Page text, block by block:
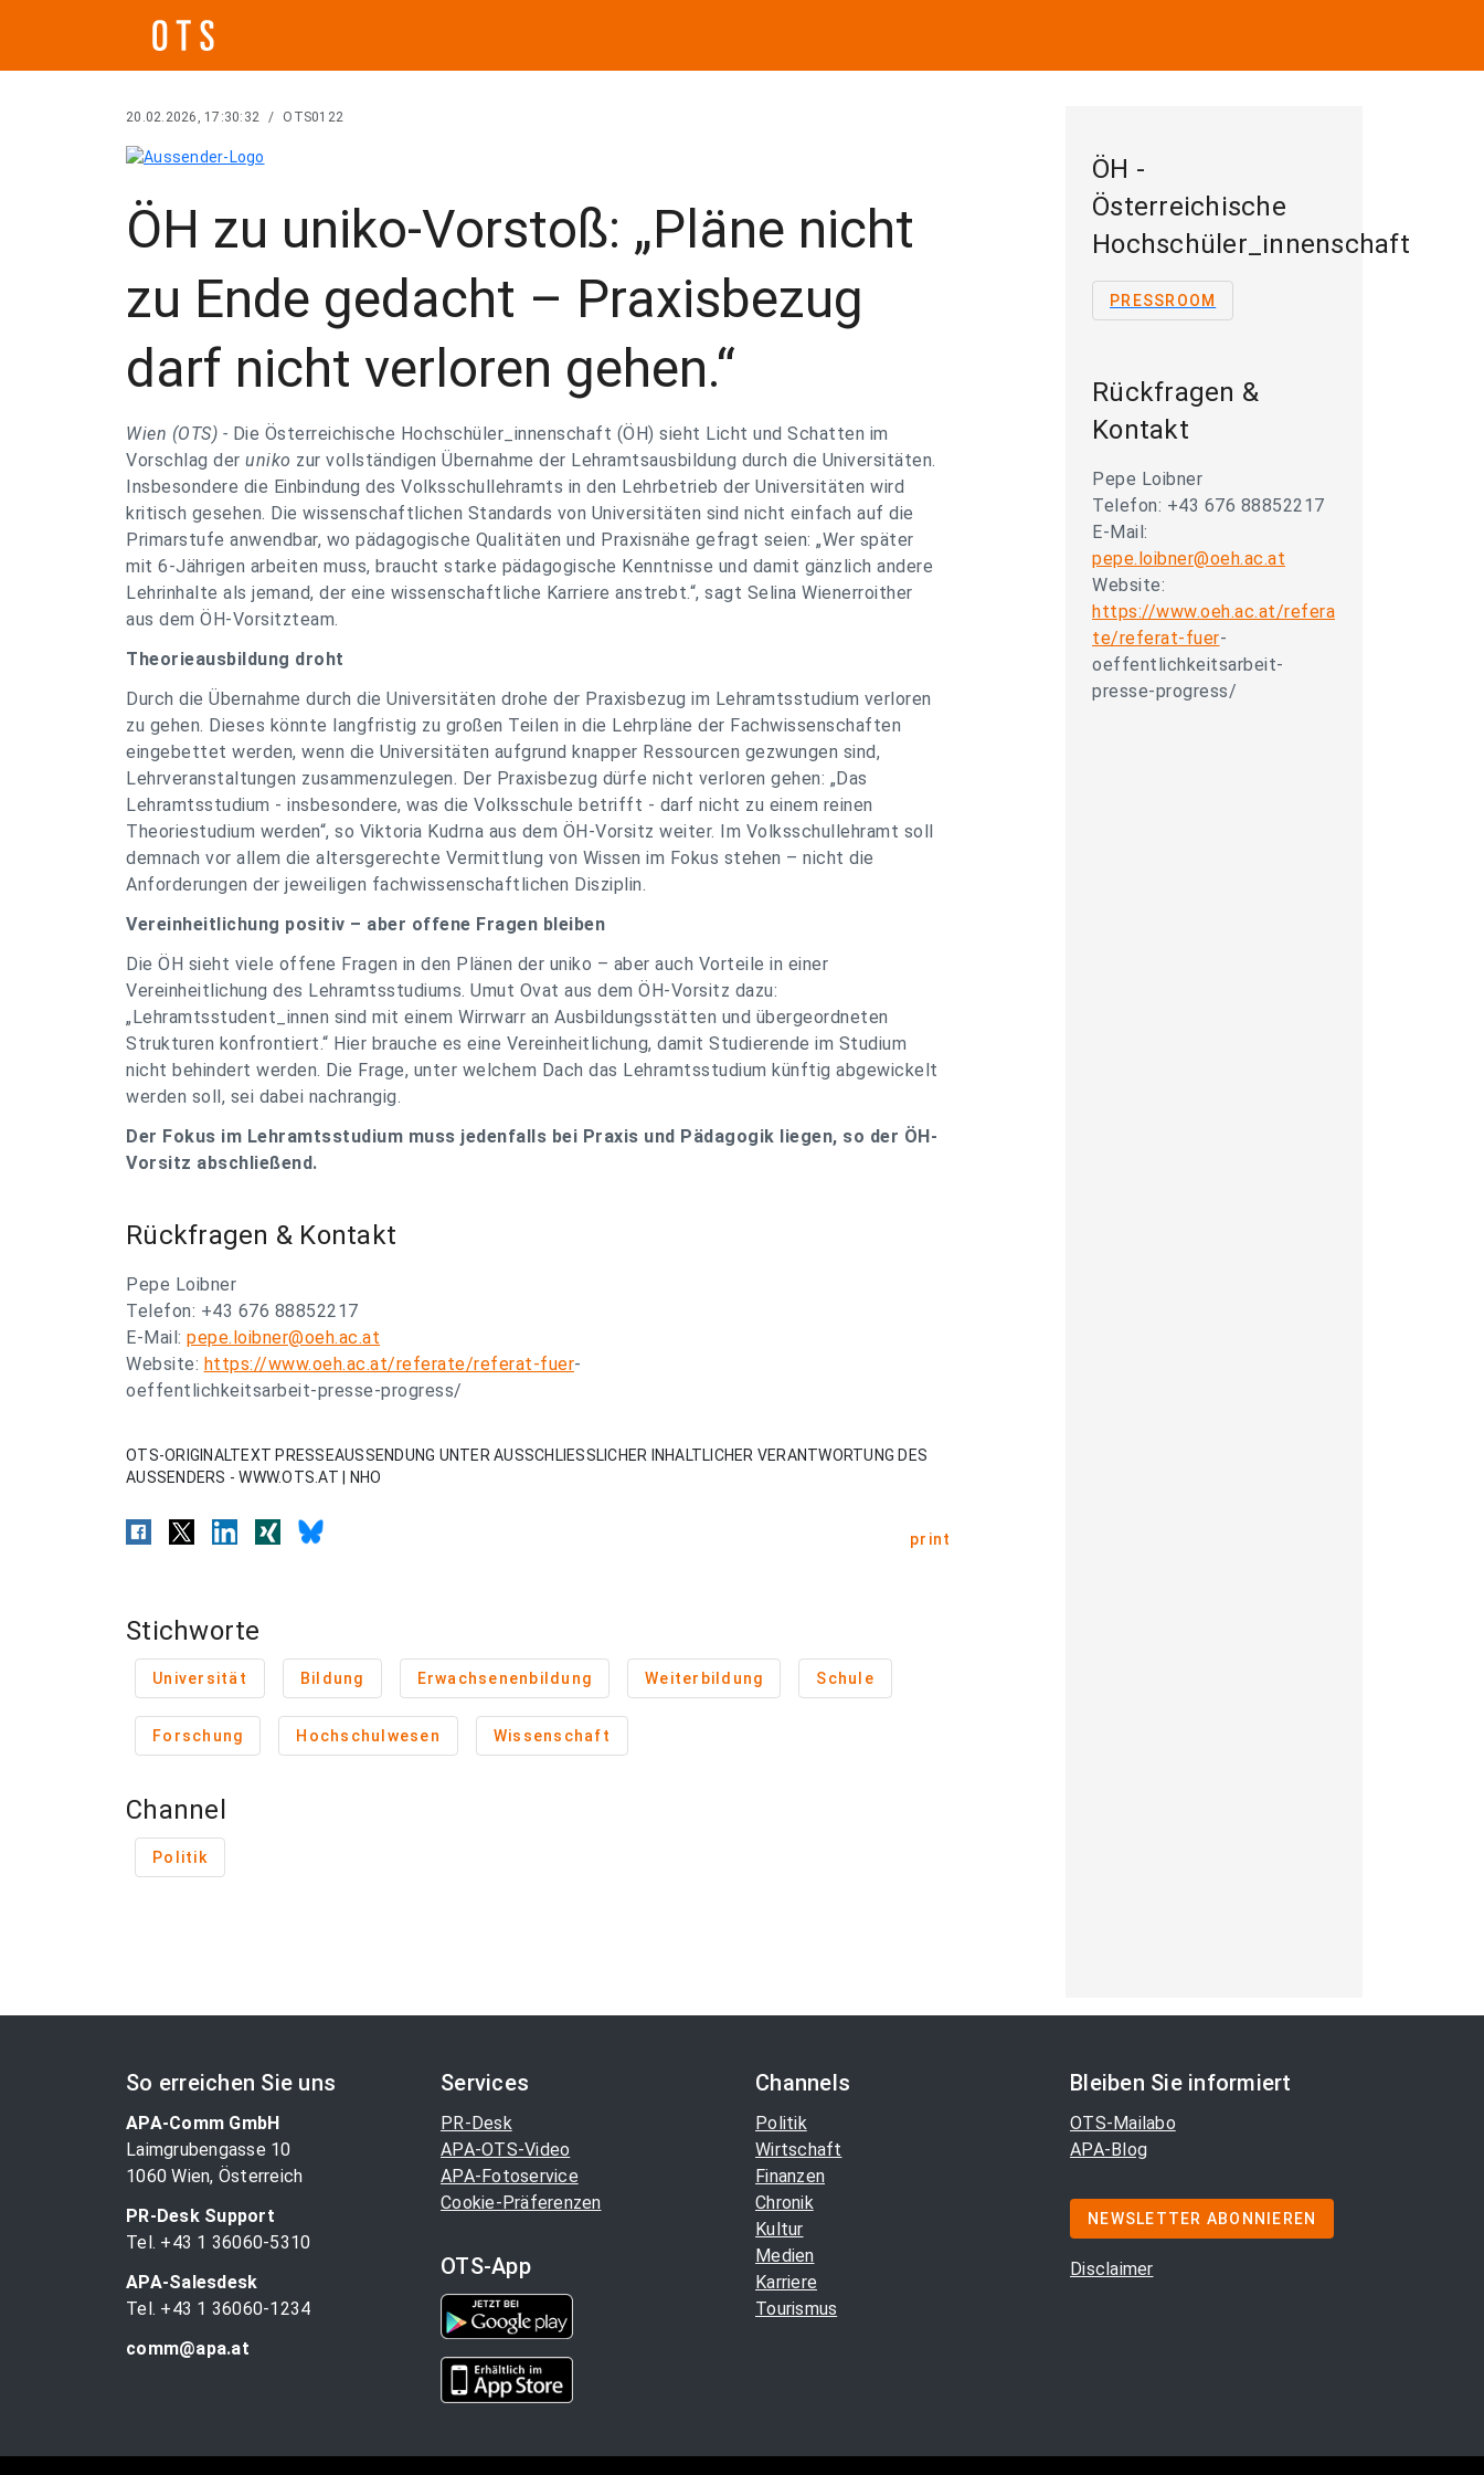
20.02.2026, 17:30:32 / OTS0122
ÖH zu uniko-Vorstoß: „Pläne nicht
zu Ende gedacht – Praxisbezug
darf nicht verloren gehen.“
Wien (OTS) - Die Österreichische Hochschüler_innenschaft (ÖH) sieht Licht und Schatten im
Vorschlag der uniko zur vollständigen Übernahme der Lehramtsausbildung durch die Universitäten.
Insbesondere die Einbindung des Volksschullehramts in den Lehrbetrieb der Universitäten wird
kritisch gesehen. Die wissenschaftlichen Standards von Universitäten sind nicht einfach auf die
Primarstufe anwendbar, wo pädagogische Qualitäten und Praxisnähe gefragt seien: „Wer später
mit 6-Jährigen arbeiten muss, braucht starke pädagogische Kenntnisse und damit gänzlich andere
Lehrinhalte als jemand, der eine wissenschaftliche Karriere anstrebt.“, sagt Selina Wienerroither
aus dem ÖH-Vorsitzteam.
Theorieausbildung droht
Durch die Übernahme durch die Universitäten drohe der Praxisbezug im Lehramtsstudium verloren
zu gehen. Dieses könnte langfristig zu großen Teilen in die Lehrpläne der Fachwissenschaften
eingebettet werden, wenn die Universitäten aufgrund knapper Ressourcen gezwungen sind,
Lehrveranstaltungen zusammenzulegen. Der Praxisbezug dürfe nicht verloren gehen: „Das
Lehramtsstudium - insbesondere, was die Volksschule betrifft - darf nicht zu einem reinen
Theoriestudium werden“, so Viktoria Kudrna aus dem ÖH-Vorsitz weiter. Im Volksschullehramt soll
demnach vor allem die altersgerechte Vermittlung von Wissen im Fokus stehen – nicht die
Anforderungen der jeweiligen fachwissenschaftlichen Disziplin.
Vereinheitlichung positiv – aber offene Fragen bleiben
Die ÖH sieht viele offene Fragen in den Plänen der uniko – aber auch Vorteile in einer
Vereinheitlichung des Lehramtsstudiums. Umut Ovat aus dem ÖH-Vorsitz dazu:
„Lehramtsstudent_innen sind mit einem Wirrwarr an Ausbildungsstätten und übergeordneten
Strukturen konfrontiert.“ Hier brauche es eine Vereinheitlichung, damit Studierende im Studium
nicht behindert werden. Die Frage, unter welchem Dach das Lehramtsstudium künftig abgewickelt
werden soll, sei dabei nachrangig.
Der Fokus im Lehramtsstudium muss jedenfalls bei Praxis und Pädagogik liegen, so der ÖH-
Vorsitz abschließend.
Rückfragen & Kontakt
Pepe Loibner
Telefon: +43 676 88852217
E-Mail: pepe.loibner@oeh.ac.at
Website: https://www.oeh.ac.at/referate/referat-fuer-
oeffentlichkeitsarbeit-presse-progress/
OTS-ORIGINALTEXT PRESSEAUSSENDUNG UNTER AUSSCHLIESSLICHER INHALTLICHER VERANTWORTUNG DES
AUSSENDERS - WWW.OTS.AT | NHO
print
Stichworte
Universität Bildung Erwachsenenbildung Weiterbildung Schule
Forschung Hochschulwesen Wissenschaft
Channel
Politik
ÖH -
Österreichische
Hochschüler_innenschaft
PRESSROOM
Rückfragen &
Kontakt
Pepe Loibner
Telefon: +43 676 88852217
E-Mail:
pepe.loibner@oeh.ac.at
Website:
https://www.oeh.ac.at/refera
te/referat-fuer-
oeffentlichkeitsarbeit-
presse-progress/
So erreichen Sie uns
APA-Comm GmbH
Laimgrubengasse 10
1060 Wien, Österreich
PR-Desk Support
Tel. +43 1 36060-5310
APA-Salesdesk
Tel. +43 1 36060-1234
comm@apa.at
Services
PR-Desk
APA-OTS-Video
APA-Fotoservice
Cookie-Präferenzen
OTS-App
Channels
Politik
Wirtschaft
Finanzen
Chronik
Kultur
Medien
Karriere
Tourismus
Bleiben Sie informiert
OTS-Mailabo
APA-Blog
NEWSLETTER ABONNIEREN
Disclaimer